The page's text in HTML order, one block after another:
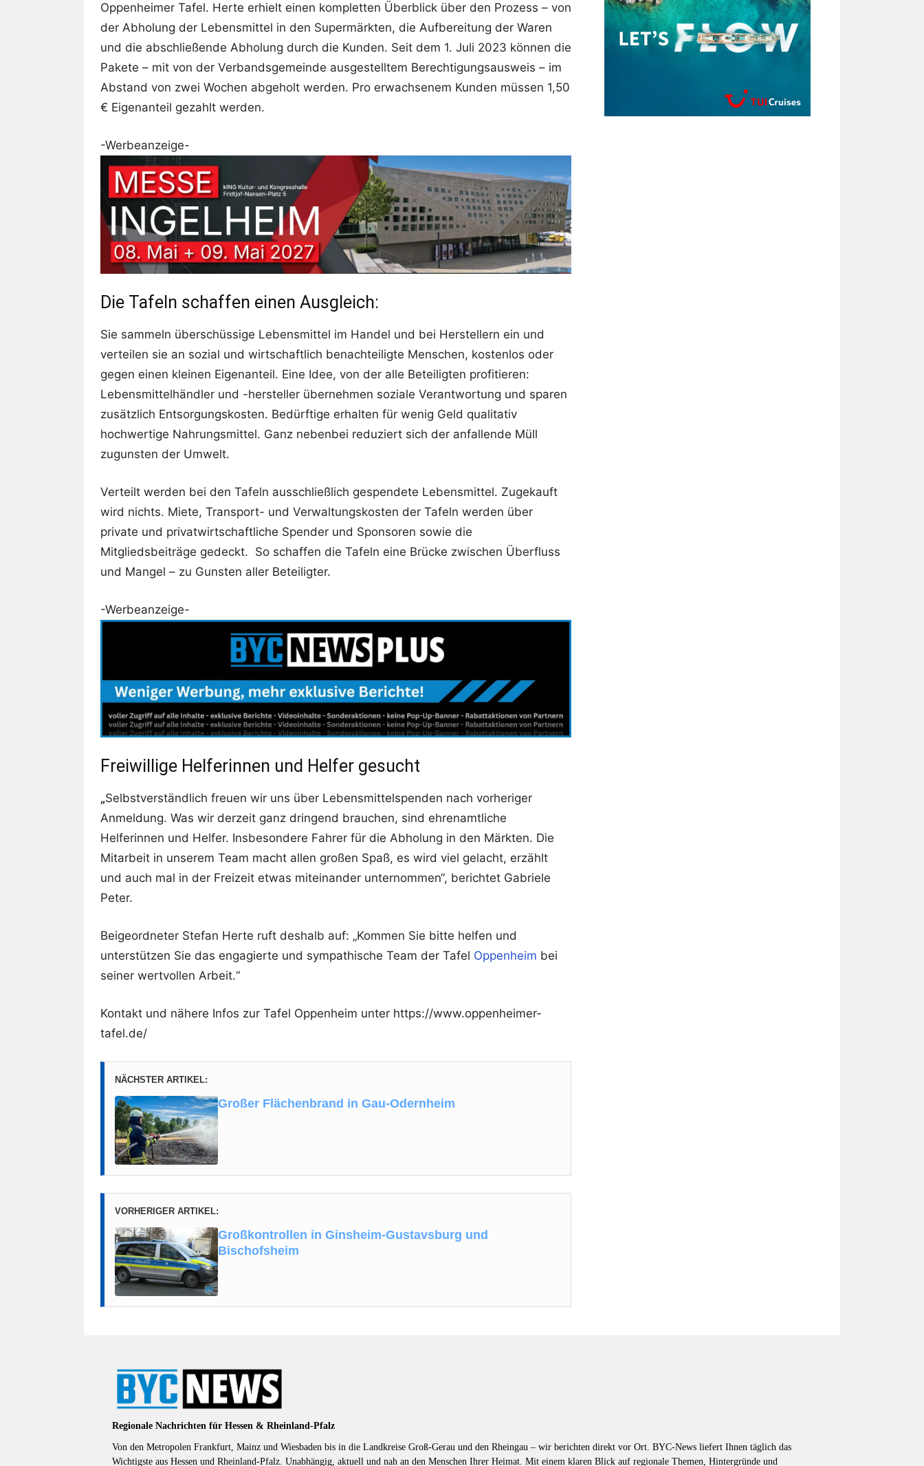
Oppenheimer Tafel. Herte erhielt einen kompletten Überblick über den Prozess – von
der Abholung der Lebensmittel in den Supermärkten, die Aufbereitung der Waren
und die abschließende Abholung durch die Kunden. Seit dem 1. Juli 2023 können die
Pakete – mit von der Verbandsgemeinde ausgestelltem Berechtigungsausweis – im
Abstand von zwei Wochen abgeholt werden. Pro erwachsenem Kunden müssen 1,50
€ Eigenanteil gezahlt werden.
-Werbeanzeige-
Die Tafeln schaffen einen Ausgleich:
Sie sammeln überschüssige Lebensmittel im Handel und bei Herstellern ein und
verteilen sie an sozial und wirtschaftlich benachteiligte Menschen, kostenlos oder
gegen einen kleinen Eigenanteil. Eine Idee, von der alle Beteiligten profitieren:
Lebensmittelhändler und -hersteller übernehmen soziale Verantwortung und sparen
zusätzlich Entsorgungskosten. Bedürftige erhalten für wenig Geld qualitativ
hochwertige Nahrungsmittel. Ganz nebenbei reduziert sich der anfallende Müll
zugunsten der Umwelt.
Verteilt werden bei den Tafeln ausschließlich gespendete Lebensmittel. Zugekauft
wird nichts. Miete, Transport- und Verwaltungskosten der Tafeln werden über
private und privatwirtschaftliche Spender und Sponsoren sowie die
Mitgliedsbeiträge gedeckt. So schaffen die Tafeln eine Brücke zwischen Überfluss
und Mangel – zu Gunsten aller Beteiligter.
-Werbeanzeige-
Freiwillige Helferinnen und Helfer gesucht
„Selbstverständlich freuen wir uns über Lebensmittelspenden nach vorheriger
Anmeldung. Was wir derzeit ganz dringend brauchen, sind ehrenamtliche
Helferinnen und Helfer. Insbesondere Fahrer für die Abholung in den Märkten. Die
Mitarbeit in unserem Team macht allen großen Spaß, es wird viel gelacht, erzählt
und auch mal in der Freizeit etwas miteinander unternommen“, berichtet Gabriele
Peter.
Beigeordneter Stefan Herte ruft deshalb auf: „Kommen Sie bitte helfen und
unterstützen Sie das engagierte und sympathische Team der Tafel Oppenheim bei
seiner wertvollen Arbeit.“
Kontakt und nähere Infos zur Tafel Oppenheim unter https://www.oppenheimer-
tafel.de/
NÄCHSTER ARTIKEL:
Großer Flächenbrand in Gau-Odernheim
VORHERIGER ARTIKEL:
Großkontrollen in Ginsheim-Gustavsburg und
Bischofsheim
Regionale Nachrichten für Hessen & Rheinland-Pfalz
Von den Metropolen Frankfurt, Mainz und Wiesbaden bis in die Landkreise Groß-Gerau und den Rheingau – wir berichten direkt vor Ort. BYC-News liefert Ihnen täglich das
Wichtigste aus Hessen und Rheinland-Pfalz. Unabhängig, aktuell und nah an den Menschen Ihrer Heimat. Mit einem klaren Blick auf regionale Themen, Hintergründe und